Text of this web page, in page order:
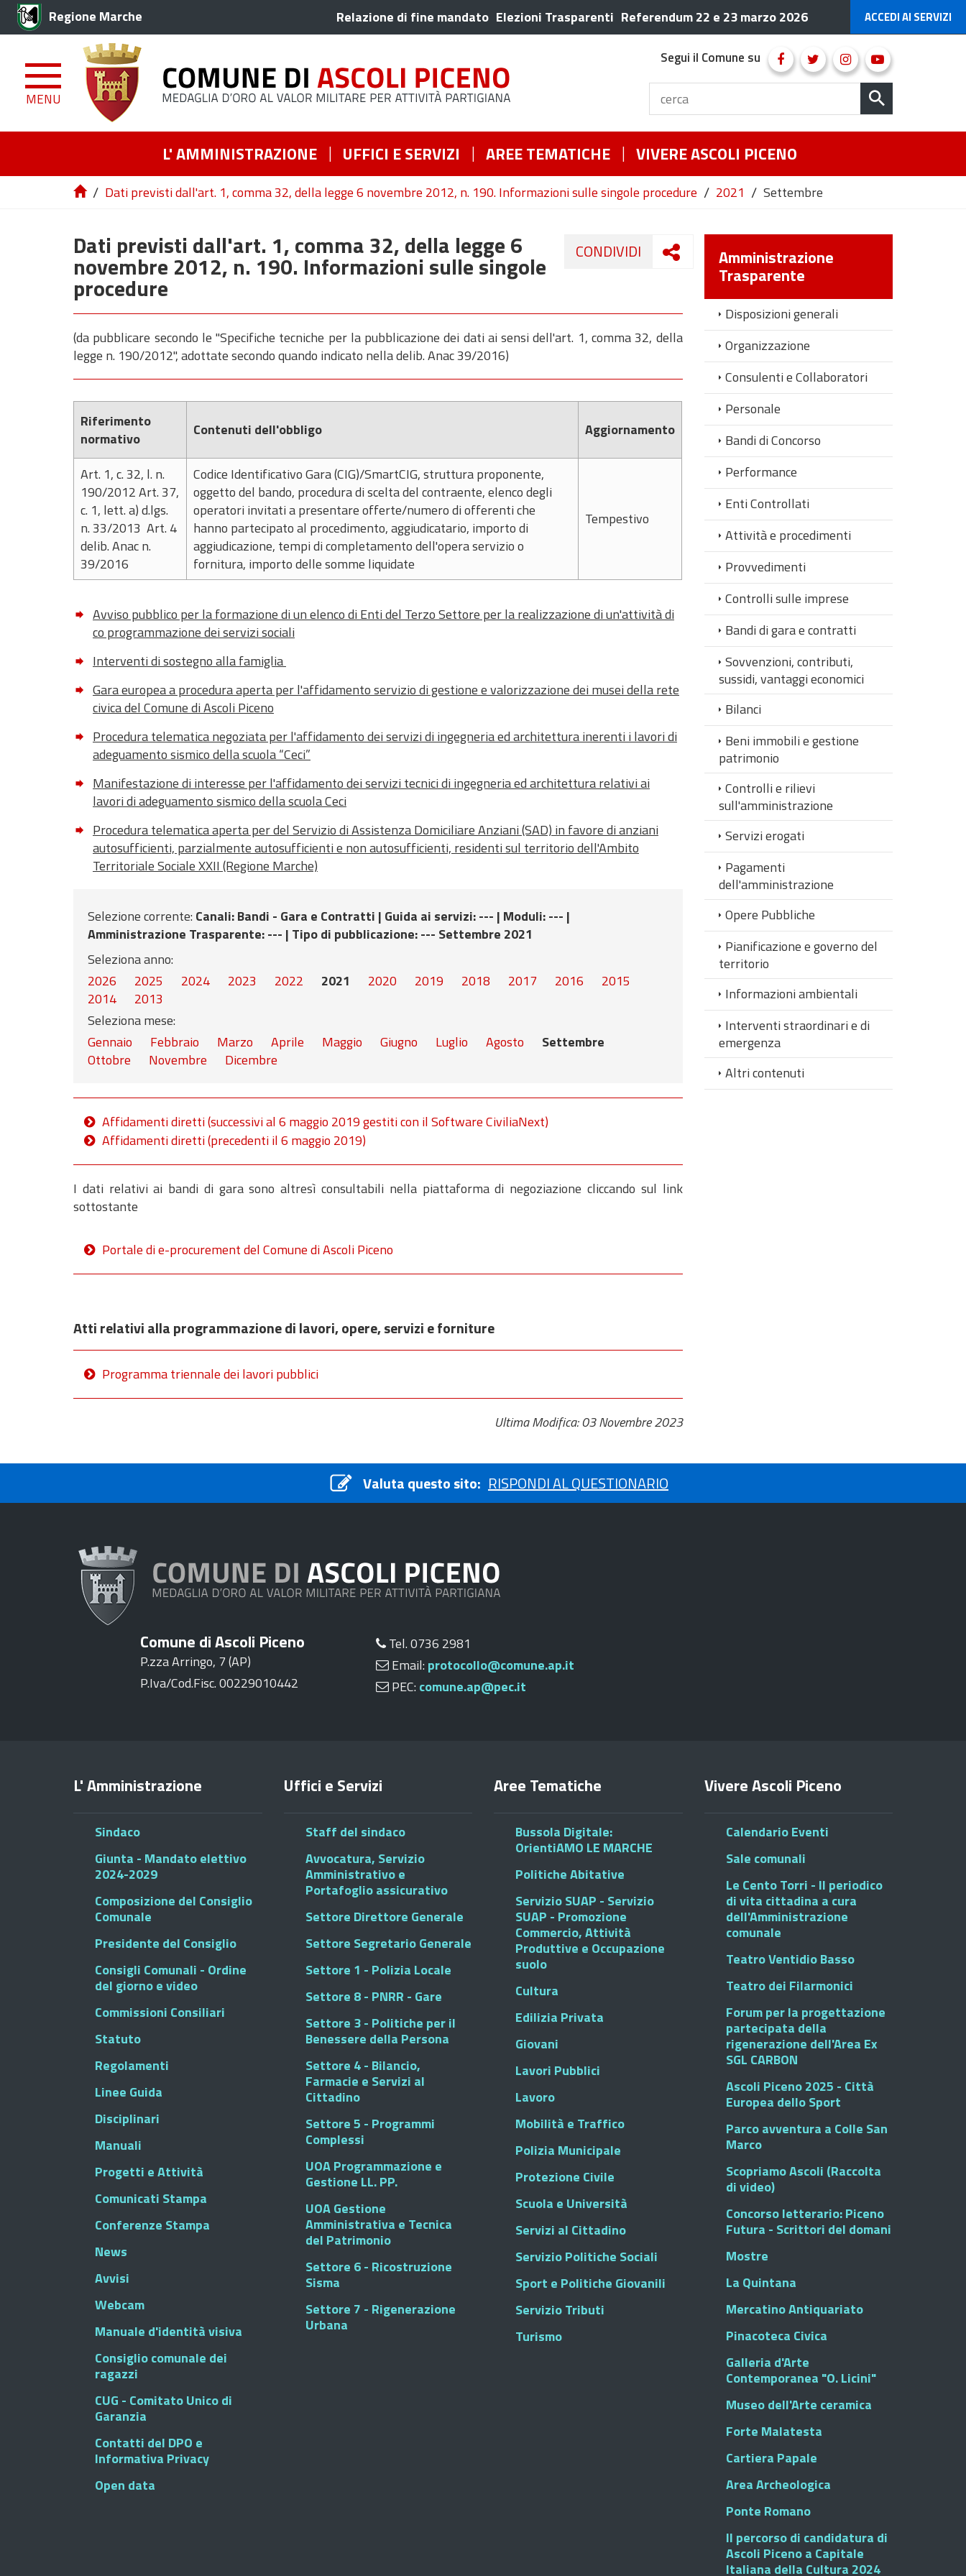
Regione Marche Relazione di fine mandato Elezioni Trasparenti Referendum 22 e 23 marzo 2026 ACCEDI AI SERVIZI
MENU
Segui il Comune su
L' AMMINISTRAZIONE UFFICI E SERVIZI AREE TEMATICHE VIVERE ASCOLI PICENO
/ Dati previsti dall'art. 1, comma 32, della legge 6 novembre 2012, n. 190. Informazioni sulle singole procedure / 2021 / Settembre
CONDIVIDI
Dati previsti dall'art. 1, comma 32, della legge 6
novembre 2012, n. 190. Informazioni sulle singole
procedure
(da pubblicare secondo le "Specifiche tecniche per la pubblicazione dei dati ai sensi dell'art. 1, comma 32, della
legge n. 190/2012", adottate secondo quando indicato nella delib. Anac 39/2016)
Riferimento
normativo
Contenuti dell'obbligo Aggiornamento
Art. 1, c. 32, l. n.
190/2012 Art. 37,
c. 1, lett. a) d.lgs.
n. 33/2013 Art. 4
delib. Anac n.
39/2016
Codice Identificativo Gara (CIG)/SmartCIG, struttura proponente,
oggetto del bando, procedura di scelta del contraente, elenco degli
operatori invitati a presentare offerte/numero di offerenti che
hanno partecipato al procedimento, aggiudicatario, importo di
aggiudicazione, tempi di completamento dell'opera servizio o
fornitura, importo delle somme liquidate
Tempestivo
Avviso pubblico per la formazione di un elenco di Enti del Terzo Settore per la realizzazione di un'attività di
co programmazione dei servizi sociali
Interventi di sostegno alla famiglia
Gara europea a procedura aperta per l'affidamento servizio di gestione e valorizzazione dei musei della rete
civica del Comune di Ascoli Piceno
Procedura telematica negoziata per l'affidamento dei servizi di ingegneria ed architettura inerenti i lavori di
adeguamento sismico della scuola “Ceci”
Manifestazione di interesse per l'affidamento dei servizi tecnici di ingegneria ed architettura relativi ai
lavori di adeguamento sismico della scuola Ceci
Procedura telematica aperta per del Servizio di Assistenza Domiciliare Anziani (SAD) in favore di anziani
autosufficienti, parzialmente autosufficienti e non autosufficienti, residenti sul territorio dell'Ambito
Territoriale Sociale XXII (Regione Marche)
Selezione corrente: Canali: Bandi - Gara e Contratti | Guida ai servizi: --- | Moduli: --- |
Amministrazione Trasparente: --- | Tipo di pubblicazione: --- Settembre 2021
Seleziona anno:
2026
2025 2024 2023 2022 2021 2020 2019 2018 2017 2016
2015
2014
2013
Seleziona mese:
Gennaio
Febbraio Marzo Aprile Maggio Giugno Luglio Agosto
Settembre
Ottobre
Novembre Dicembre
Affidamenti diretti (successivi al 6 maggio 2019 gestiti con il Software CiviliaNext)
Affidamenti diretti (precedenti il 6 maggio 2019)
I dati relativi ai bandi di gara sono altresì consultabili nella piattaforma di negoziazione cliccando sul link
sottostante
Portale di e-procurement del Comune di Ascoli Piceno
Atti relativi alla programmazione di lavori, opere, servizi e forniture
Programma triennale dei lavori pubblici
Amministrazione
Trasparente
Disposizioni generali
Organizzazione
Consulenti e Collaboratori
Personale
Bandi di Concorso
Performance
Enti Controllati
Attività e procedimenti
Provvedimenti
Controlli sulle imprese
Bandi di gara e contratti
Sovvenzioni, contributi,
sussidi, vantaggi economici
Bilanci
Beni immobili e gestione
patrimonio
Controlli e rilievi
sull'amministrazione
Servizi erogati
Pagamenti
dell'amministrazione
Opere Pubbliche
Pianificazione e governo del
territorio
Informazioni ambientali
Interventi straordinari e di
emergenza
Altri contenuti
Ultima Modifica: 03 Novembre 2023
Valuta questo sito: RISPONDI AL QUESTIONARIO
Comune di Ascoli Piceno
P.zza Arringo, 7 (AP)
P.Iva/Cod.Fisc. 00229010442
Tel. 0736 2981
Email: protocollo@comune.ap.it
PEC: comune.ap@pec.it
L' Amministrazione
Sindaco
Giunta - Mandato elettivo
2024-2029
Composizione del Consiglio
Comunale
Presidente del Consiglio
Consigli Comunali - Ordine
del giorno e video
Commissioni Consiliari
Statuto
Regolamenti
Linee Guida
Disciplinari
Manuali
Progetti e Attività
Comunicati Stampa
Conferenze Stampa
News
Avvisi
Webcam
Manuale d'identità visiva
Consiglio comunale dei
ragazzi
CUG - Comitato Unico di
Garanzia
Contatti del DPO e
Informativa Privacy
Open data
Uffici e Servizi
Staff del sindaco
Avvocatura, Servizio
Amministrativo e
Portafoglio assicurativo
Settore Direttore Generale
Settore Segretario Generale
Settore 1 - Polizia Locale
Settore 8 - PNRR - Gare
Settore 3 - Politiche per il
Benessere della Persona
Settore 4 - Bilancio,
Farmacie e Servizi al
Cittadino
Settore 5 - Programmi
Complessi
UOA Programmazione e
Gestione LL. PP.
UOA Gestione
Amministrativa e Tecnica
del Patrimonio
Settore 6 - Ricostruzione
Sisma
Settore 7 - Rigenerazione
Urbana
Aree Tematiche
Bussola Digitale:
OrientiAMO LE MARCHE
Politiche Abitative
Servizio SUAP - Servizio
SUAP - Promozione
Commercio, Attività
Produttive e Occupazione
suolo
Cultura
Edilizia Privata
Giovani
Lavori Pubblici
Lavoro
Mobilità e Traffico
Polizia Municipale
Protezione Civile
Scuola e Università
Servizi al Cittadino
Servizio Politiche Sociali
Sport e Politiche Giovanili
Servizio Tributi
Turismo
Vivere Ascoli Piceno
Calendario Eventi
Sale comunali
Le Cento Torri - Il periodico
di vita cittadina a cura
dell'Amministrazione
comunale
Teatro Ventidio Basso
Teatro dei Filarmonici
Forum per la progettazione
partecipata della
rigenerazione dell'Area Ex
SGL CARBON
Ascoli Piceno 2025 - Città
Europea dello Sport
Parco avventura a Colle San
Marco
Scopriamo Ascoli (Raccolta
di video)
Concorso letterario: Piceno
Futura - Scrittori del domani
Mostre
La Quintana
Mercatino Antiquariato
Pinacoteca Civica
Galleria d'Arte
Contemporanea "O. Licini"
Museo dell'Arte ceramica
Forte Malatesta
Cartiera Papale
Area Archeologica
Ponte Romano
Il percorso di candidatura di
Ascoli Piceno a Capitale
Italiana della Cultura 2024